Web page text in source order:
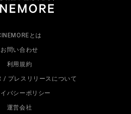
とは
お問い合わせ
利用規約
/ プレスリリースについて
バシーポリシー
運営会社